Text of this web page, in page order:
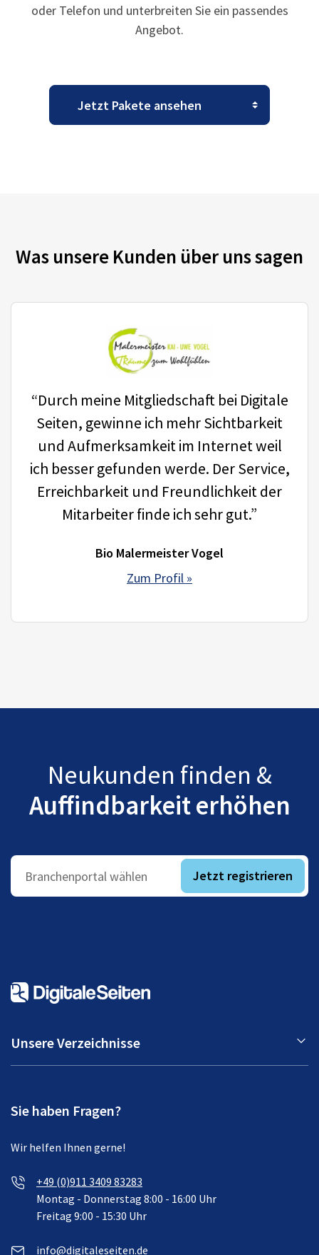
oder Telefon und unterbreiten Sie ein passendes
Angebot.
Was unsere Kunden über uns sagen
“Durch meine Mitgliedschaft bei Digitale
Seiten, gewinne ich mehr Sichtbarkeit
und Aufmerksamkeit im Internet weil
ich besser gefunden werde. Der Service,
Erreichbarkeit und Freundlichkeit der
Mitarbeiter finde ich sehr gut.”
Bio Malermeister Vogel
Zum Profil »
Neukunden finden &
Auffindbarkeit erhöhen
Branchenportal wählen Jetzt registrieren
Unsere Verzeichnisse
Sie haben Fragen?
Wir helfen Ihnen gerne!
+49 (0)911 3409 83283
Montag - Donnerstag 8:00 - 16:00 Uhr
Freitag 9:00 - 15:30 Uhr
info@digitaleseiten.de